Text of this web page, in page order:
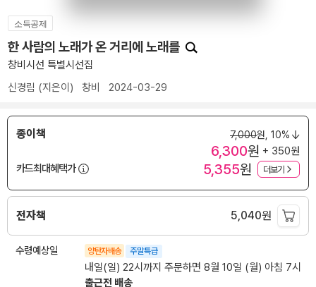
소득공제
한 사람의 노래가 온 거리에 노래를
창비시선 특별시선집
신경림 (지은이) 창비 2024-03-29
종이책 7,000원, 10%
6,300원 + 350원
카드최대혜택가
5,355원 더보기
전자책 5,040원
수령예상일 양탄자배송 주말특급
내일(일) 22시까지 주문하면 8월 10일 (월) 아침 7시
출근전 배송